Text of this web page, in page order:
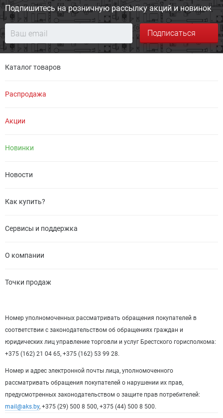
Подпишитесь на розничную рассылку акций и новинок
Подписаться
Каталог товаров
Распродажа
Акции
Новинки
Новости
Как купить?
Сервисы и поддержка
О компании
Точки продаж
Номер уполномоченных рассматривать обращения покупателей в
соответствии с законодательством об обращениях граждан и
юридических лиц управление торговли и услуг Брестского горисполкома:
+375 (162) 21 04 65, +375 (162) 53 99 28.
Номер и адрес электронной почты лица, уполномоченного
рассматривать обращения покупателей о нарушении их прав,
предусмотренных законодательством о защите прав потребителей:
mail@aks.by, +375 (29) 500 8 500, +375 (44) 500 8 500.